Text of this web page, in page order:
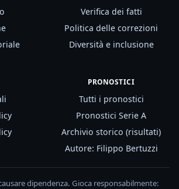
Verifica dei fatti
Politica delle correzioni
Diversità e inclusione
PRONOSTICI
Tutti i pronostici
Pronostici Serie A
Archivio storico (risultati)
Autore: Filippo Bertuzzi
dipendenza. Gioca responsabilmente: